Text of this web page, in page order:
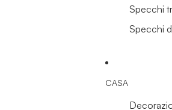
Specchi
Specchi
CASA